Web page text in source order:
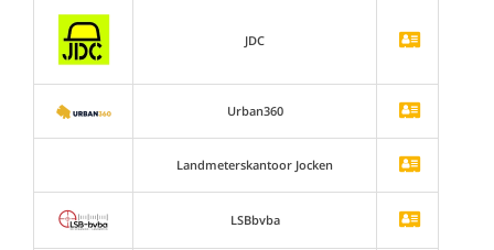
JDC
Urban360
Landmeterskantoor Jocken
LSBbvba